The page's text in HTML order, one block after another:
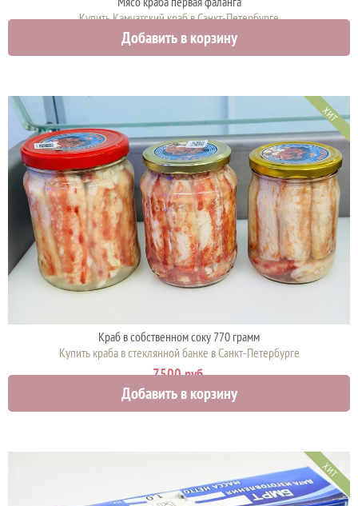
Купить Камчатский краб в Санкт-Петербурге
5300 руб.
Добавить в корзину
ХИТ
Краб в собственном соку 770 грамм
Купить краба в стеклянной банке в Санкт-Петербурге
7500 руб.
Добавить в корзину
ХИТ